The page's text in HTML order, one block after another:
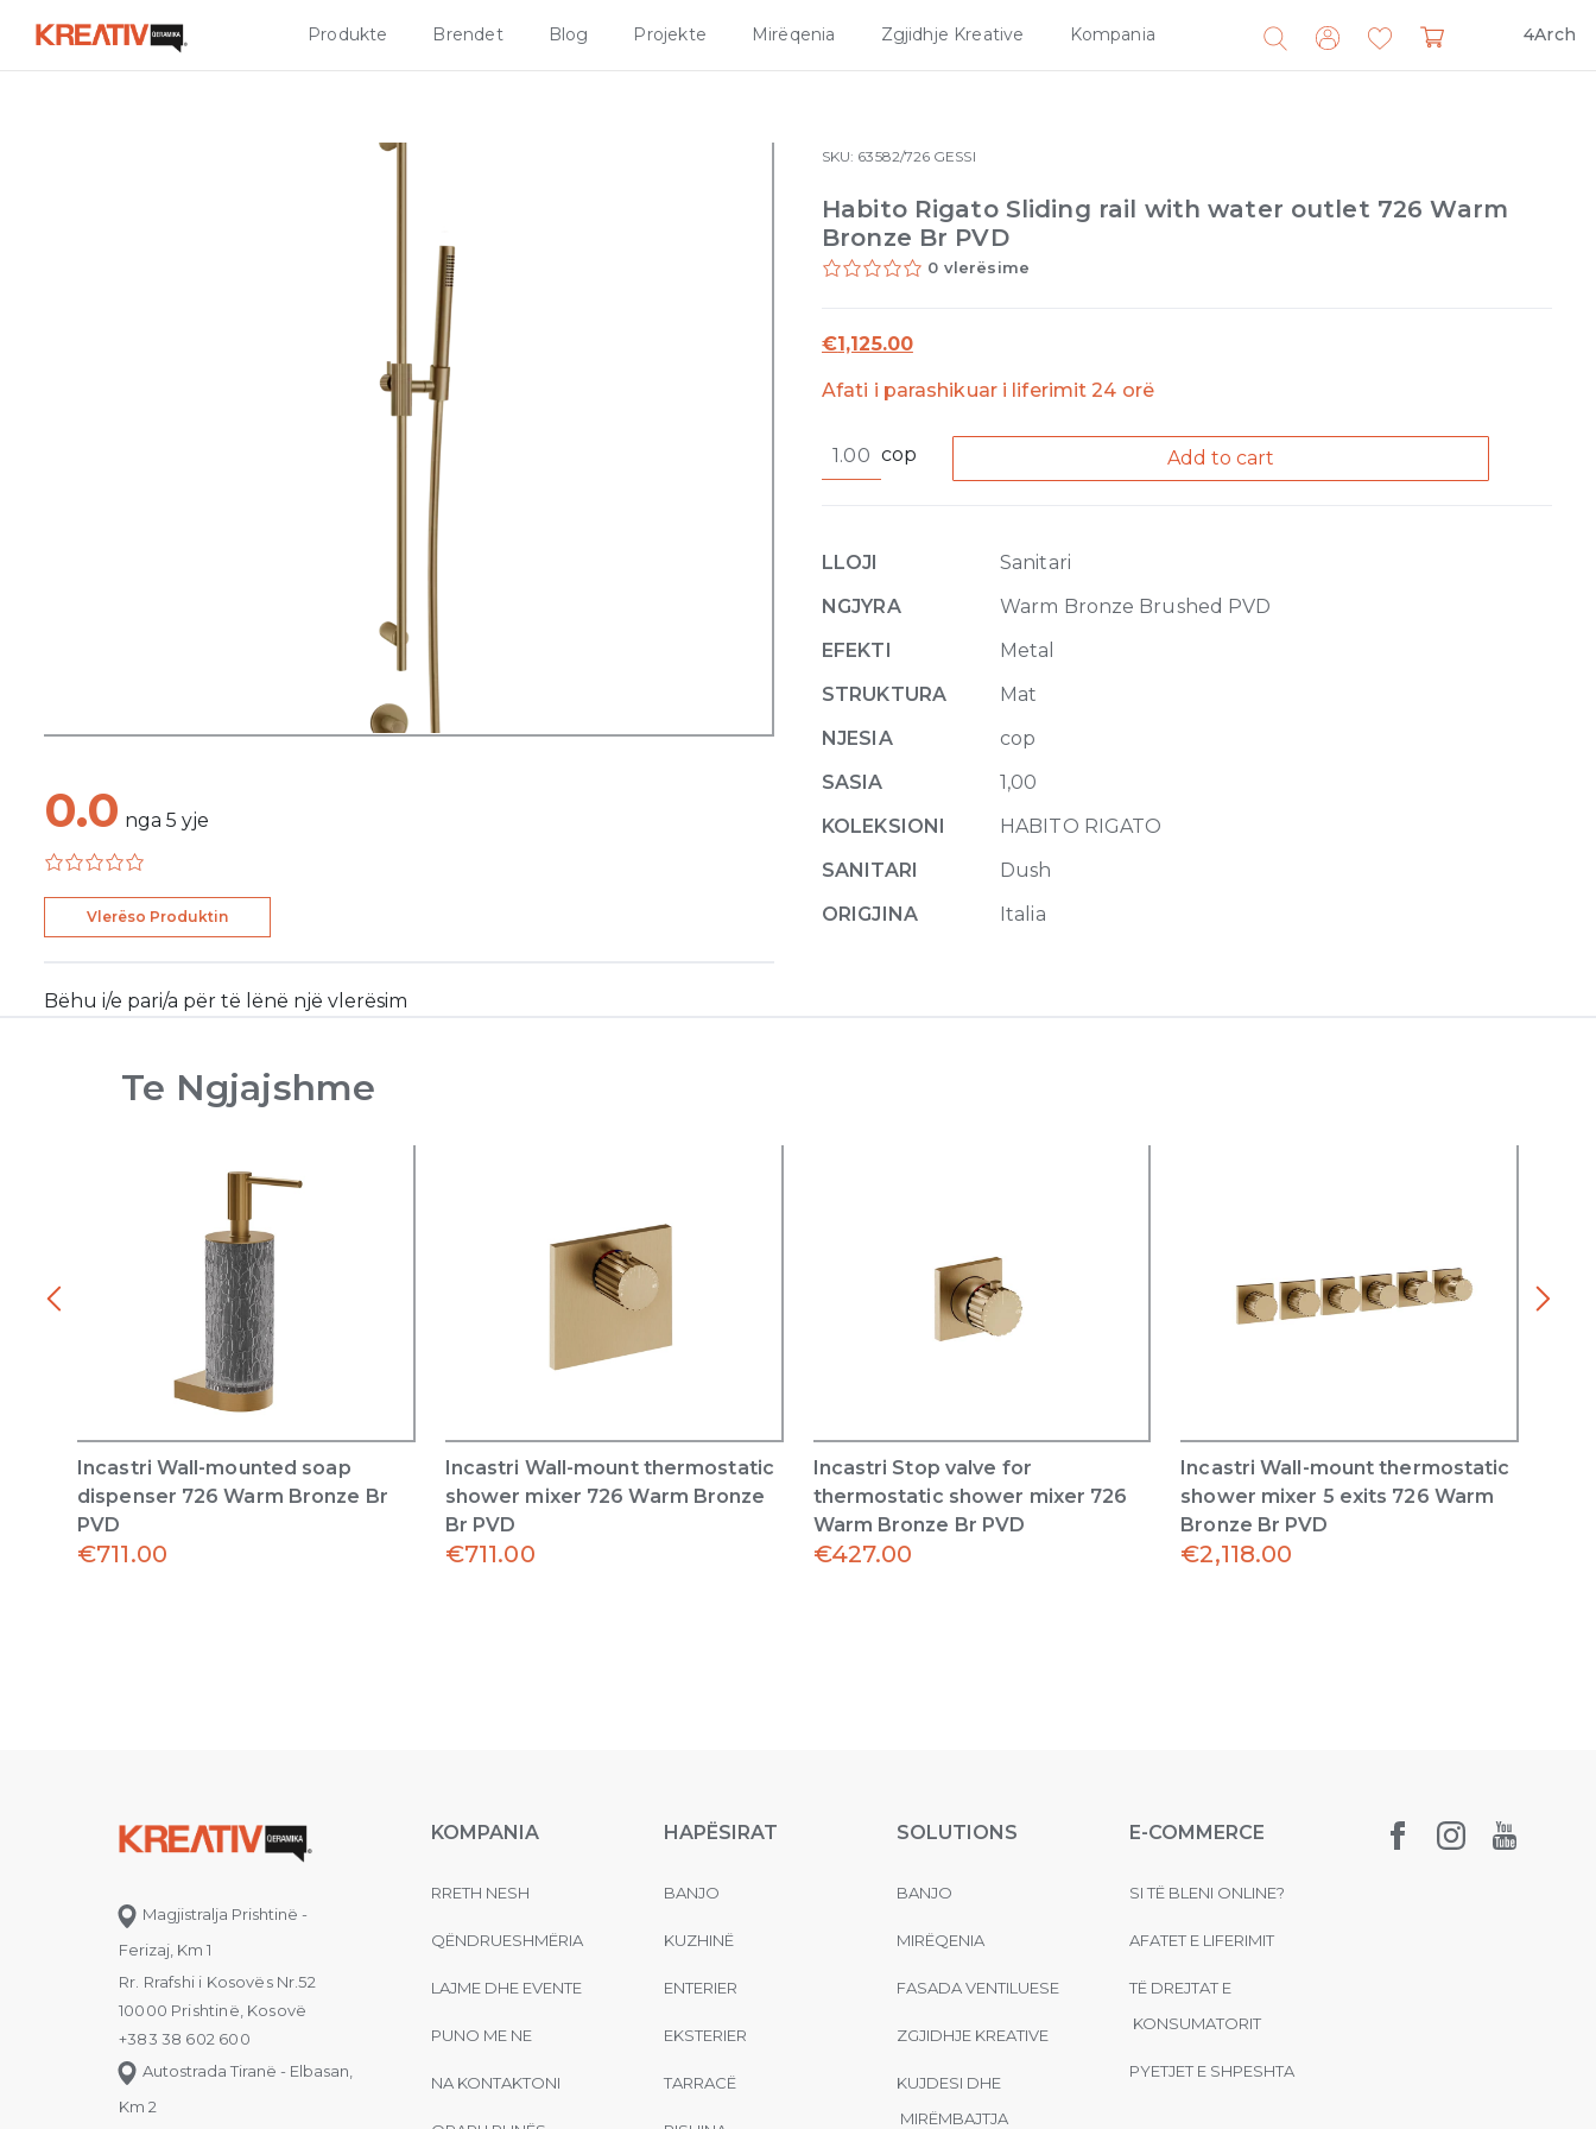
Produkte Brendet Blog Projekte Mirëqenia Zgjidhje Kreative Kompania 4Arch
Search
for:
0.0 nga 5 yje
Vlerëso Produktin
Bëhu i/e pari/a për të lënë një vlerësim
SKU: 63582/726 GESSI
Habito Rigato Sliding rail with water outlet 726 Warm
Bronze Br PVD
0 vlerësime
€1,125.00
Afati i parashikuar i liferimit 24 orë
Rigato
water
outlet
Warm
Bronze
PVD
quantity
cop Add to cart
LLOJI
Sanitari
NGJYRA
Warm Bronze Brushed PVD
EFEKTI
Metal
STRUKTURA
Mat
NJESIA
cop
SASIA
1,00
KOLEKSIONI
HABITO RIGATO
SANITARI
Dush
ORIGJINA
Italia
Te Ngjajshme
Incastri Wall-mounted soap
dispenser 726 Warm Bronze Br
PVD
€711.00
Incastri Wall-mount thermostatic
shower mixer 726 Warm Bronze
Br PVD
€711.00
Incastri Stop valve for
thermostatic shower mixer 726
Warm Bronze Br PVD
€427.00
Incastri Wall-mount thermostatic
shower mixer 5 exits 726 Warm
Bronze Br PVD
€2,118.00
Magjistralja Prishtinë -
Ferizaj, Km 1
Rr. Rrafshi i Kosovës Nr.52
10000 Prishtinë, Kosovë
+383 38 602 600
Autostrada Tiranë - Elbasan,
Km 2
KOMPANIA
RRETH NESH
QËNDRUESHMËRIA
LAJME DHE EVENTE
PUNO ME NE
NA KONTAKTONI
HAPËSIRAT
BANJO
KUZHINË
ENTERIER
EKSTERIER
TARRACË
SOLUTIONS
BANJO
MIRËQENIA
FASADA VENTILUESE
ZGJIDHJE KREATIVE
KUJDESI DHE
MIRËMBAJTJA
E-COMMERCE
SI TË BLENI ONLINE?
AFATET E LIFERIMIT
TË DREJTAT E
KONSUMATORIT
PYETJET E SHPESHTA